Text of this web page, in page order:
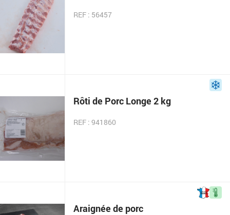
REF : 56457
Rôti de Porc Longe 2 kg
REF : 941860
Araignée de porc